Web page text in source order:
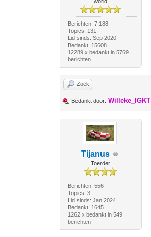
Berichten: 7.188
Topics: 131
Lid sinds: Sep 2020
Bedankt: 15608
12289 x bedankt in 5769
berichten
Zoek
Bedankt door: Willeke_IGKT
Tijanus
Toerder
Berichten: 556
Topics: 3
Lid sinds: Jan 2024
Bedankt: 1645
1262 x bedankt in 549
berichten